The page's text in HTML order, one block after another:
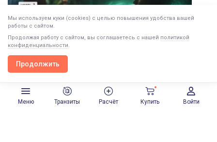
Продолжить в приложении
Особенности энергетической структуры Проектора
Меню Транзиты Расчёт Купить Войти
Мы используем куки (cookies) с целью повышения удобства вашей
работы с сайтом.
Продолжая работу с сайтом, вы соглашаетесь с нашей политикой
конфиденциальности.
Продолжить